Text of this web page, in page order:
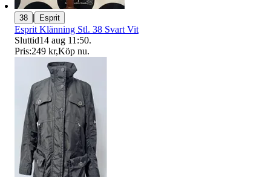
38 | Esprit
Esprit Klänning Stl. 38 Svart Vit
Sluttid14 aug 11:50.
Pris:249 kr,Köp nu.